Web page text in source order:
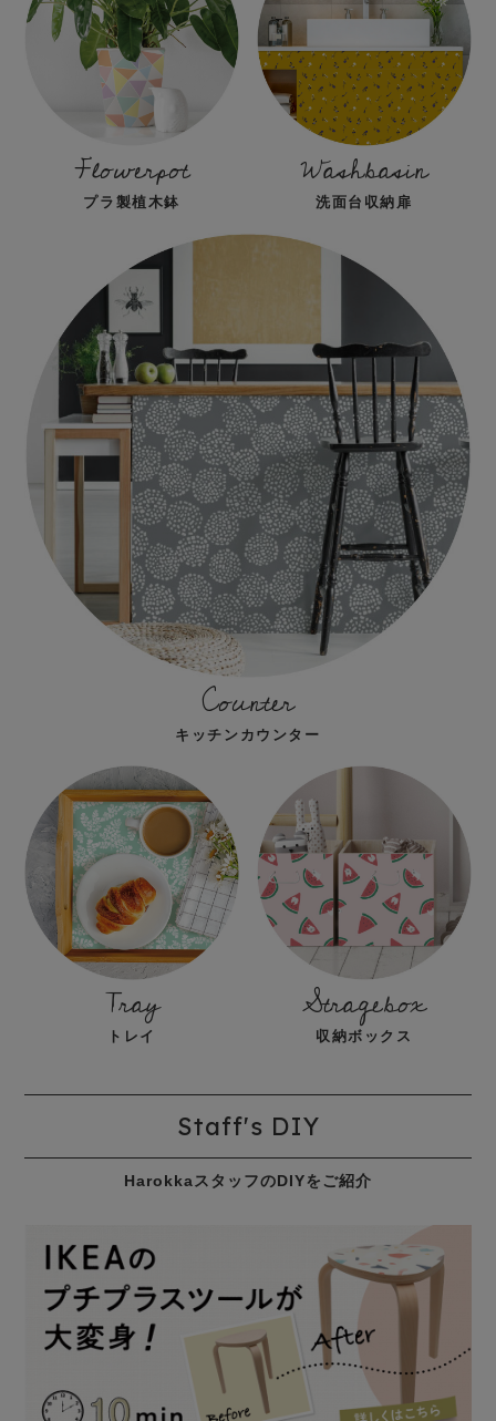
Flowerpot
プラ製植木鉢
Washbasin
洗面台収納扉
Counter
キッチンカウンター
Tray
トレイ
Stragebox
収納ボックス
Staff's DIY
HarokkaスタッフのDIYをご紹介